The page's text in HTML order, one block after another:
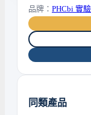
品牌： PHCbi 實
同類產品